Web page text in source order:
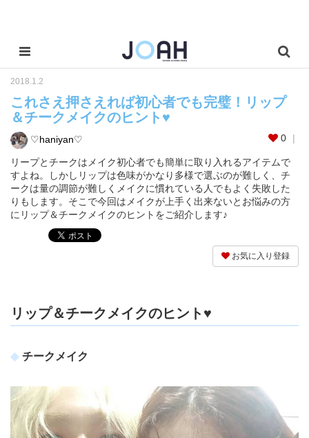
2018.1.2
これさえ押さえれば初心者でも完璧！リップ
＆チークメイクのヒント♥
♡haniyan♡ 0
リープとチークはメイク初心者でも簡単に取り入れるアイテムで
すよね。しかしリップは色味がかなり多様で選ぶのが難しく、チ
ークは量の調節が難しくメイクに慣れている人でもよく失敗した
りもします。そこで今回はメイクが上手く出来ないとお悩みの方
にリップ＆チークメイクのヒントをご紹介します♪
お気に入り登録
リップ＆チークメイクのヒント♥
チークメイク